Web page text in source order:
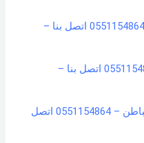
شركة تنظيف فرش بحفر الباطن – 0551154864 اتصل بنا –
شركة جلي بلاط بحفر الباطن – 0551154864 اتصل بنا –
شركة مكافحة النمل الابيض بحفر الباطن – 0551154864 اتصل